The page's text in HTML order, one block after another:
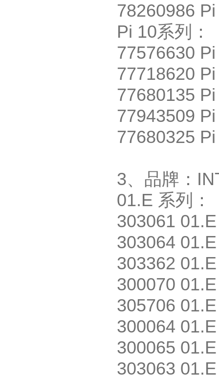
78260986
Pi 10系列：
77576630
77718620
77680135
77943509
77680325
3、品牌：
01.E 系列：
303061
303064
303362
300070
305706
300064
300065
303063